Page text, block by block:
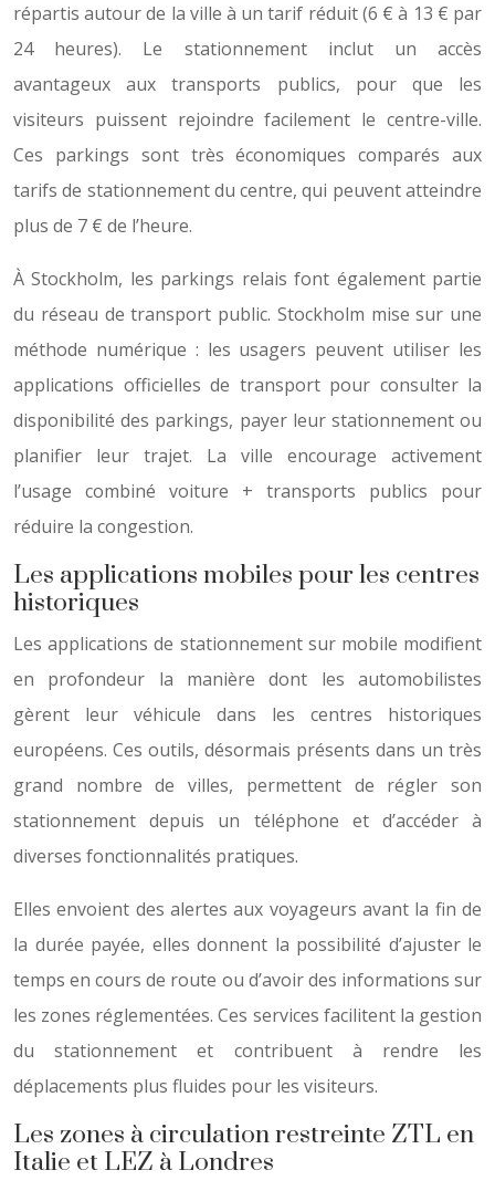
répartis autour de la ville à un tarif réduit (6 € à 13 € par
24 heures). Le stationnement inclut un accès
avantageux aux transports publics, pour que les
visiteurs puissent rejoindre facilement le centre-ville.
Ces parkings sont très économiques comparés aux
tarifs de stationnement du centre, qui peuvent atteindre
plus de 7 € de l’heure.
À Stockholm, les parkings relais font également partie
du réseau de transport public. Stockholm mise sur une
méthode numérique : les usagers peuvent utiliser les
applications officielles de transport pour consulter la
disponibilité des parkings, payer leur stationnement ou
planifier leur trajet. La ville encourage activement
l’usage combiné voiture + transports publics pour
réduire la congestion.
Les applications mobiles pour les centres
historiques
Les applications de stationnement sur mobile modifient
en profondeur la manière dont les automobilistes
gèrent leur véhicule dans les centres historiques
européens. Ces outils, désormais présents dans un très
grand nombre de villes, permettent de régler son
stationnement depuis un téléphone et d’accéder à
diverses fonctionnalités pratiques.
Elles envoient des alertes aux voyageurs avant la fin de
la durée payée, elles donnent la possibilité d’ajuster le
temps en cours de route ou d’avoir des informations sur
les zones réglementées. Ces services facilitent la gestion
du stationnement et contribuent à rendre les
déplacements plus fluides pour les visiteurs.
Les zones à circulation restreinte ZTL en
Italie et LEZ à Londres